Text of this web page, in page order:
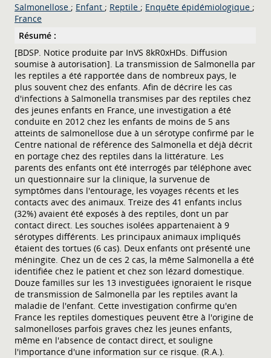
Salmonellose ; Enfant ; Reptile ; Enquête épidémiologique ;
France
Résumé :
[BDSP. Notice produite par InVS 8kR0xHDs. Diffusion
soumise à autorisation]. La transmission de Salmonella par
les reptiles a été rapportée dans de nombreux pays, le
plus souvent chez des enfants. Afin de décrire les cas
d'infections à Salmonella transmises par des reptiles chez
des jeunes enfants en France, une investigation a été
conduite en 2012 chez les enfants de moins de 5 ans
atteints de salmonellose due à un sérotype confirmé par le
Centre national de référence des Salmonella et déjà décrit
en portage chez des reptiles dans la littérature. Les
parents des enfants ont été interrogés par téléphone avec
un questionnaire sur la clinique, la survenue de
symptômes dans l'entourage, les voyages récents et les
contacts avec des animaux. Treize des 41 enfants inclus
(32%) avaient été exposés à des reptiles, dont un par
contact direct. Les souches isolées appartenaient à 9
sérotypes différents. Les principaux animaux impliqués
étaient des tortues (6 cas). Deux enfants ont présenté une
méningite. Chez un de ces 2 cas, la même Salmonella a été
identifiée chez le patient et chez son lézard domestique.
Douze familles sur les 13 investiguées ignoraient le risque
de transmission de Salmonella par les reptiles avant la
maladie de l'enfant. Cette investigation confirme qu'en
France les reptiles domestiques peuvent être à l'origine de
salmonelloses parfois graves chez les jeunes enfants,
même en l'absence de contact direct, et souligne
l'importance d'une information sur ce risque. (R.A.).